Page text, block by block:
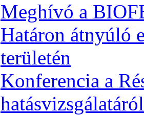
Meghívó a
Határon átnyúló
területén
Konferencia a
hatásvizsgálatáról